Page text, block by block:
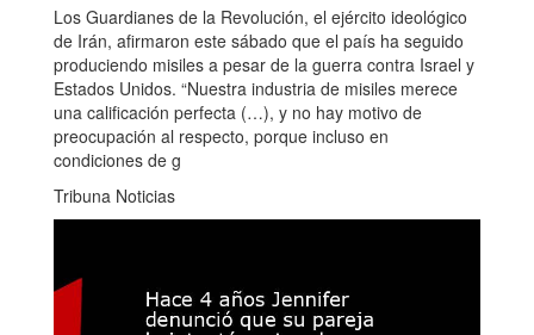
Los Guardianes de la Revolución, el ejército ideológico
de Irán, afirmaron este sábado que el país ha seguido
produciendo misiles a pesar de la guerra contra Israel y
Estados Unidos. “Nuestra industria de misiles merece
una calificación perfecta (…), y no hay motivo de
preocupación al respecto, porque incluso en
condiciones de g
Tribuna Noticias